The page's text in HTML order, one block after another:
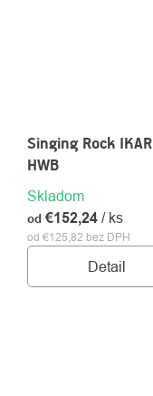
Singing Rock IKAR
HWB
Skladom
od €125,82 bez DPH
od €152,24 / ks
Detail